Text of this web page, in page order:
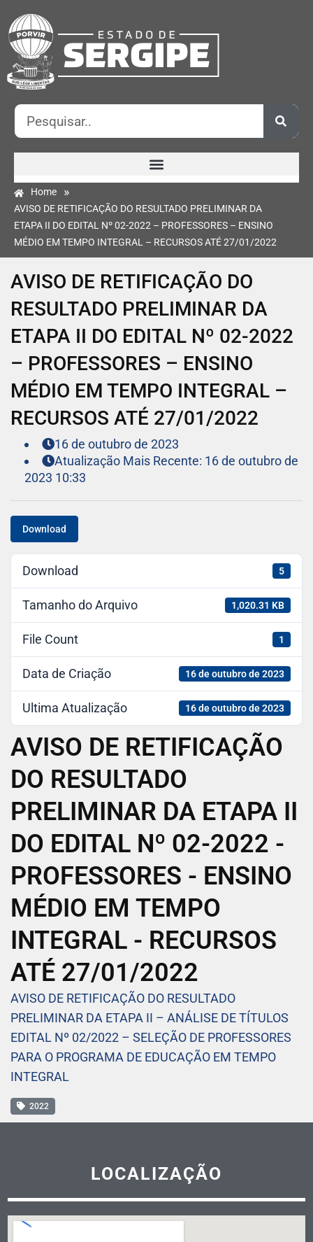
Home »
AVISO DE RETIFICAÇÃO DO RESULTADO PRELIMINAR DA
ETAPA II DO EDITAL Nº 02-2022 – PROFESSORES – ENSINO
MÉDIO EM TEMPO INTEGRAL – RECURSOS ATÉ 27/01/2022
AVISO DE RETIFICAÇÃO DO
RESULTADO PRELIMINAR DA
ETAPA II DO EDITAL Nº 02-2022
– PROFESSORES – ENSINO
MÉDIO EM TEMPO INTEGRAL –
RECURSOS ATÉ 27/01/2022
16 de outubro de 2023
Atualização Mais Recente: 16 de outubro de
2023 10:33
Download
Download 5
Tamanho do Arquivo 1,020.31 KB
File Count 1
Data de Criação 16 de outubro de 2023
Ultima Atualização 16 de outubro de 2023
AVISO DE RETIFICAÇÃO
DO RESULTADO
PRELIMINAR DA ETAPA II
DO EDITAL Nº 02-2022 -
PROFESSORES - ENSINO
MÉDIO EM TEMPO
INTEGRAL - RECURSOS
ATÉ 27/01/2022
AVISO DE RETIFICAÇÃO DO RESULTADO
PRELIMINAR DA ETAPA II – ANÁLISE DE TÍTULOS
EDITAL Nº 02/2022 – SELEÇÃO DE PROFESSORES
PARA O PROGRAMA DE EDUCAÇÃO EM TEMPO
INTEGRAL
2022
LOCALIZAÇÃO